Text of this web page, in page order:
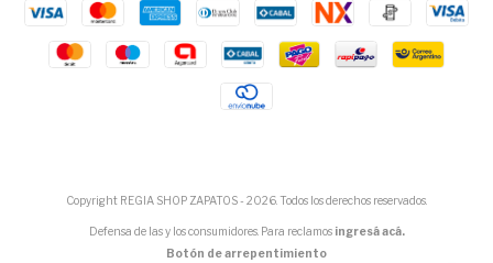
Copyright REGIA SHOP ZAPATOS - 2026. Todos los derechos reservados.
Defensa de las y los consumidores. Para reclamos ingresá acá.
Botón de arrepentimiento